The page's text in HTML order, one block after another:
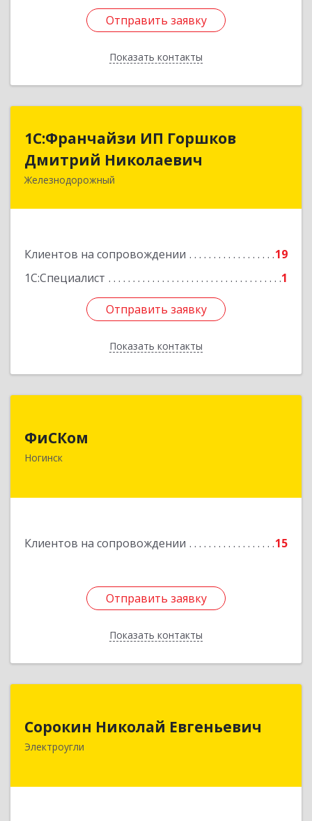
Отправить заявку
Показать контакты
Отправить заявку
Назад
1С:Франчайзи ИП Горшков
Дмитрий Николаевич
Железнодорожный
Клиентов на сопровождении
19
1С:Специалист
1
Отправить заявку
Показать контакты
1С:Франчайзи ИП Горшков
Дмитрий Николаевич
143980, Московская обл, Железнодорожный г,
Отправить заявку
Назад
ФиСКом
Ногинск
Клиентов на сопровождении 15
Отправить заявку
Показать контакты
Подробнее
Отправить заявку
Назад
Сорокин Николай Евгеньевич
Электроугли